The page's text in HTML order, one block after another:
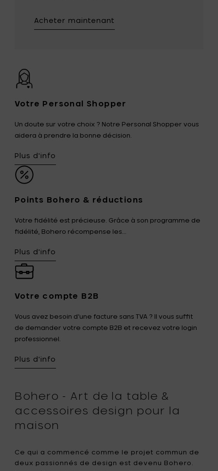
Acheter maintenant
Votre Personal Shopper
Un doute sur votre choix ? Notre Personal Shopper vous
aidera à prendre la bonne décision.
Plus d'info
Points Bohero & réductions
Votre fidélité est précieuse. Grâce à son programme de
fidélité, Bohero récompense les...
Plus d'info
Votre compte B2B
Vous avez besoin d’une facture sans TVA ? Il vous suffit
de demander votre compte B2B et recevez votre login
professionnel.
Plus d'info
Bohero - Art de la table &
accessoires design pour la
maison
Ce qui a commencé comme le projet commun de
deux passionnés de design est devenu Bohero.